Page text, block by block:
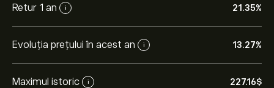
Retur 1 an i 21.35%
Evoluția prețului în acest an i 13.27%
Maximul istoric i 227.16‎$‎